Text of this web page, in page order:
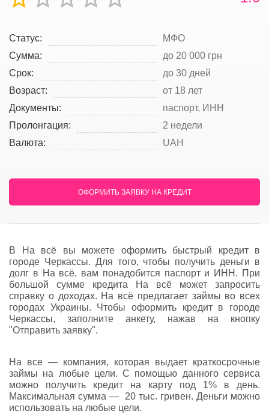
Статус:
МФО
Сумма:
до 20 000 грн
Срок:
до 30 дней
Возраст:
от 18 лет
Документы:
паспорт, ИНН
Пролонгация:
2 недели
Валюта:
UAH
ОФОРМИТЬ ЗАЯВКУ НА КРЕДИТ
В На всё вы можете оформить быстрый кредит в
городе Черкассы. Для того, чтобы получить деньги в
долг в На всё, вам понадобится паспорт и ИНН. При
большой сумме кредита На всё может запросить
справку о доходах. На всё предлагает займы во всех
городах Украины. Чтобы оформить кредит в городе
Черкассы, заполните анкету, нажав на кнопку
"Отправить заявку".
На все — компания, которая выдает краткосрочные
займы на любые цели. С помощью данного сервиса
можно получить кредит на карту под 1% в день.
Максимальная сумма — 20 тыс. гривен. Деньги можно
использовать на любые цели.